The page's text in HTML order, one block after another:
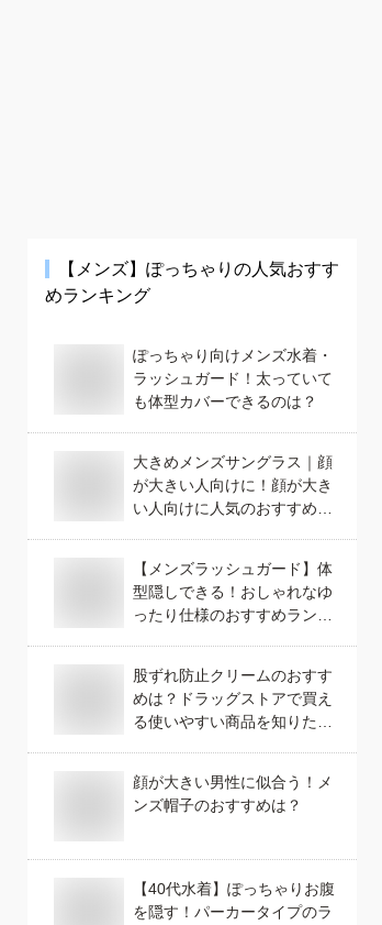
【メンズ】 ぽっちゃり の人気おすす
めランキング
ぽっちゃり向けメンズ水着・
ラッシュガード！太っていて
も体型カバーできるのは？
大きめメンズサングラス｜顔
が大きい人向けに！顔が大き
い人向けに人気のおすすめ
【メンズラッシュガード】体
型隠しできる！おしゃれなゆ
ったり仕様のおすすめランキ
股ずれ防止クリームのおすす
めは？ドラッグストアで買え
る使いやすい商品を知りたい
顔が大きい男性に似合う！メ
ンズ帽子のおすすめは？
【40代水着】ぽっちゃりお腹
を隠す！パーカータイプのラ